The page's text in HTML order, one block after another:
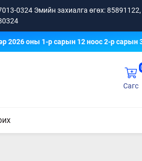
0324 Эмийн захиалга өгөх: 85891122,
2026 оны 1-р сарын 12 ноос 2-р сарын
Сагс